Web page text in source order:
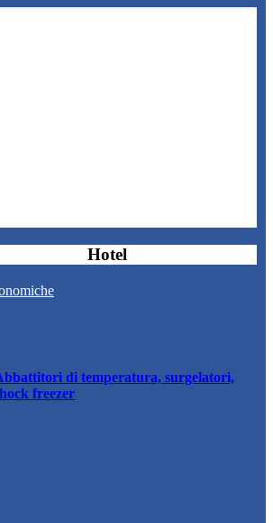
Hotel
di temperatura, surgelatori,
freezer